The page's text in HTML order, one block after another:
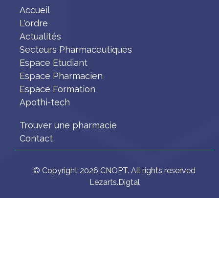
Accueil
L'ordre
Actualités
Secteurs Pharmaceutiques
Espace Etudiant
Espace Pharmacien
Espace Formation
Apothi-tech
Trouver une pharmacie
Contact
© Copyright 2026 CNOPT. All rights reserved
Lezarts.Digtal